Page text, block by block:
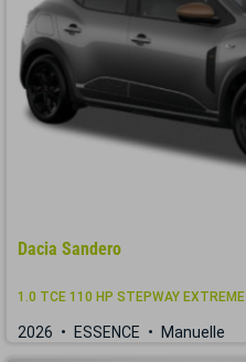
Dacia Sandero
1.0 TCE 110 HP STEPWAY EXTREME
2026 ESSENCE Manuelle